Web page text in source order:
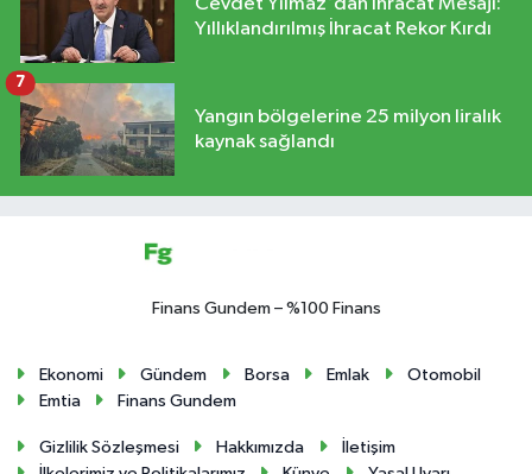
Cevdet Yılmaz'dan İhracat Mesajı:
Yıllıklandırılmış İhracat Rekor Kırdı
Yangın bölgelerine 25 milyon liralık
kaynak sağlandı
7
Finans Gundem – %100 Finans
Ekonomi Gündem Borsa Emlak
Otomobil
Emtia
Finans Gundem
Gizlilik Sözleşmesi Hakkımızda
İletişim